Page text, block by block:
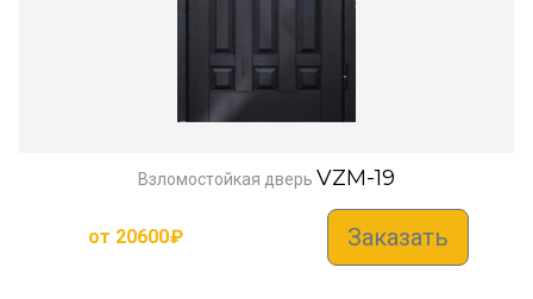
Взломостойкая дверь VZM-19
от 20600₽ Заказать